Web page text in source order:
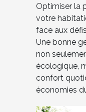
Optimiser la
votre
face aux
Une bonne
non
écologique,
confort
économies